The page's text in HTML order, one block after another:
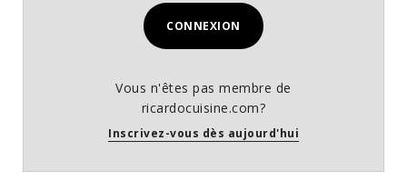
CONNEXION
Vous n'êtes pas membre de
ricardocuisine.com?
Inscrivez-vous dès aujourd'hui